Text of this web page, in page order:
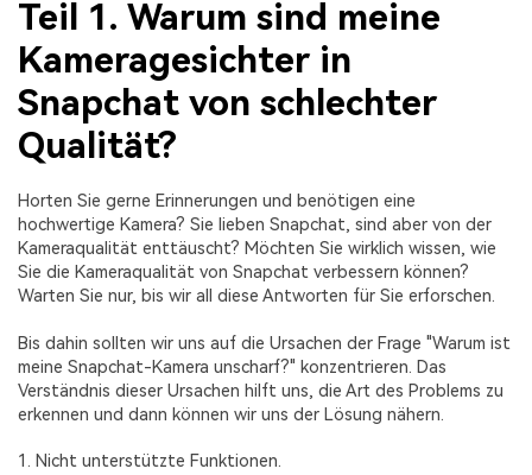
Teil 1. Warum sind meine
Kameragesichter in
Snapchat von schlechter
Qualität?
Horten Sie gerne Erinnerungen und benötigen eine
hochwertige Kamera? Sie lieben Snapchat, sind aber von der
Kameraqualität enttäuscht? Möchten Sie wirklich wissen, wie
Sie die Kameraqualität von Snapchat verbessern können?
Warten Sie nur, bis wir all diese Antworten für Sie erforschen.
Bis dahin sollten wir uns auf die Ursachen der Frage "Warum ist
meine Snapchat-Kamera unscharf?" konzentrieren. Das
Verständnis dieser Ursachen hilft uns, die Art des Problems zu
erkennen und dann können wir uns der Lösung nähern.
1. Nicht unterstützte Funktionen.